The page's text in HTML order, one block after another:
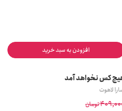
افزودن به سبد خرید
کس نخواهد آمد
لاهوت
تومان